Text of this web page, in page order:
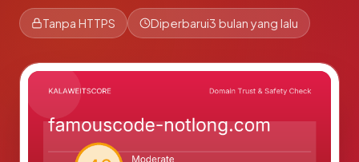
Tanpa HTTPS Diperbarui3 bulan yang lalu